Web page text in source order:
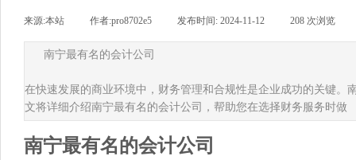
来源:本站 作者:pro8702e5 发布时间: 2024-11-12 208 次浏览
南宁最有名的会计公司
在快速发展的商业环境中，财务管理和合规性是企业成功的关键
文将详细介绍南宁最有名的会计公司，帮助您在选择财务服务时做
南宁最有名的会计公司